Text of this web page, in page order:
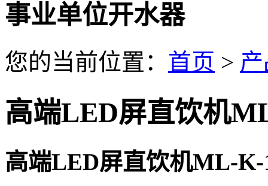
事业单位开水器
您的当前位置： 首页 >
高端LED屏直饮机
高端LED屏直饮机ML-